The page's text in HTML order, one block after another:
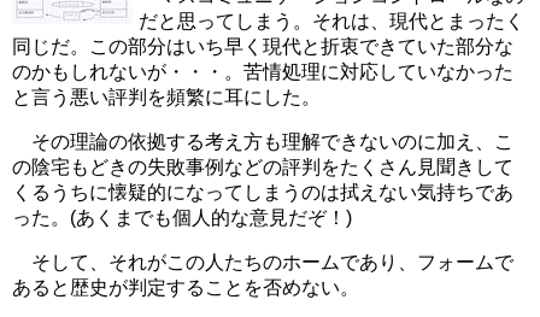
だと思ってしまう。それは、現代とまったく
同じだ。この部分はいち早く現代と折衷できていた部分な
のかもしれないが・・・。苦情処理に対応していなかった
と言う悪い評判を頻繁に耳にした。
その理論の依拠する考え方も理解できないのに加え、こ
の陰宅もどきの失敗事例などの評判をたくさん見聞きして
くるうちに懐疑的になってしまうのは拭えない気持ちであ
った。(あくまでも個人的な意見だぞ！)
そして、それがこの人たちのホームであり、フォームで
あると歴史が判定することを否めない。